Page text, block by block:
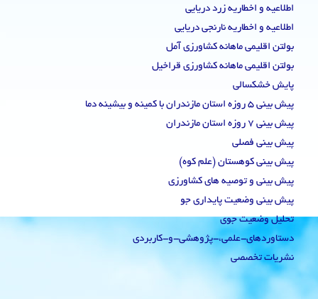
اطلاعیه و اخطاریه زرد دریایی
اطلاعیه و اخطاریه نارنجی دریایی
بولتن اقلیمی ماهانه کشاورزی آمل
بولتن اقلیمی ماهانه کشاورزی قراخیل
پایش خشکسالی
پیش بینی 5 روزه استان مازندران با کمینه و بیشینه دما
پیش بینی 7 روزه استان مازندران
پیش بینی فصلی
پیش بینی کوهستان (علم کوه)
پیش بینی و توصیه های کشاورزی
پیش بینی وضعیت پایداری جو
تحلیل وضعیت جوی
دستاوردهای-علمی،-پژوهشی-و-کاربردی
نشریات تخصصی